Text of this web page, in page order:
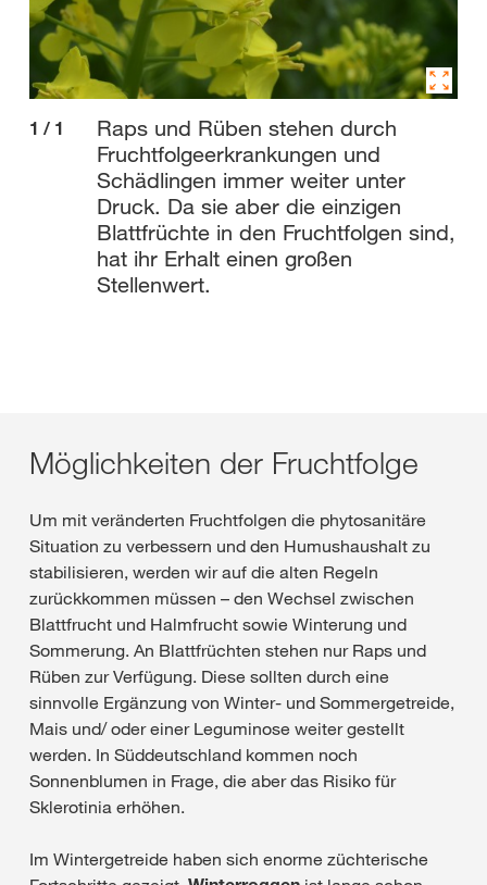
1 / 1
Raps und Rüben stehen durch
Fruchtfolgeerkrankungen und
Schädlingen immer weiter unter
Druck. Da sie aber die einzigen
Blattfrüchte in den Fruchtfolgen sind,
hat ihr Erhalt einen großen
Stellenwert.
Möglichkeiten der Fruchtfolge
Um mit veränderten Fruchtfolgen die phytosanitäre
Situation zu verbessern und den Humushaushalt zu
stabilisieren, werden wir auf die alten Regeln
zurückkommen müssen – den Wechsel zwischen
Blattfrucht und Halmfrucht sowie Winterung und
Sommerung. An Blattfrüchten stehen nur Raps und
Rüben zur Verfügung. Diese sollten durch eine
sinnvolle Ergänzung von Winter- und Sommergetreide,
Mais und/ oder einer Leguminose weiter gestellt
werden. In Süddeutschland kommen noch
Sonnenblumen in Frage, die aber das Risiko für
Sklerotinia erhöhen.
Im Wintergetreide haben sich enorme züchterische